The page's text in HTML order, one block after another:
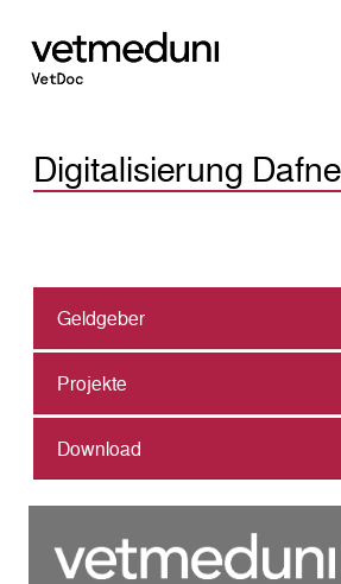
Digitalisierung Dafne
Geld­geber
Projekte
Download